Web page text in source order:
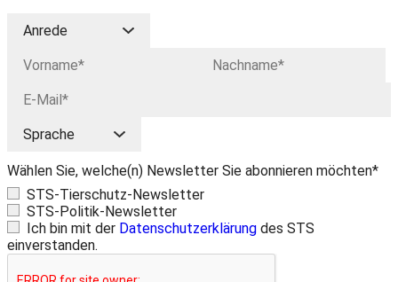
Wählen Sie, welche(n) Newsletter Sie abonnieren möchten*
STS-Tierschutz-Newsletter
STS-Politik-Newsletter
Ich bin mit der Datenschutzerklärung des STS
einverstanden.